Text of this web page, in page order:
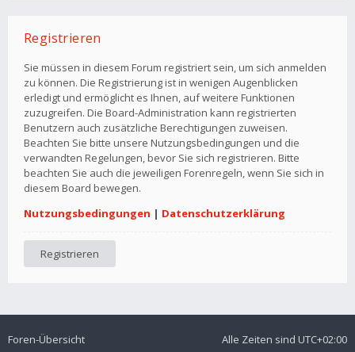
Registrieren
Sie müssen in diesem Forum registriert sein, um sich anmelden
zu können. Die Registrierung ist in wenigen Augenblicken
erledigt und ermöglicht es Ihnen, auf weitere Funktionen
zuzugreifen. Die Board-Administration kann registrierten
Benutzern auch zusätzliche Berechtigungen zuweisen.
Beachten Sie bitte unsere Nutzungsbedingungen und die
verwandten Regelungen, bevor Sie sich registrieren. Bitte
beachten Sie auch die jeweiligen Forenregeln, wenn Sie sich in
diesem Board bewegen.
Nutzungsbedingungen | Datenschutzerklärung
Registrieren
Foren-Übersicht Alle Zeiten sind UTC+02:00